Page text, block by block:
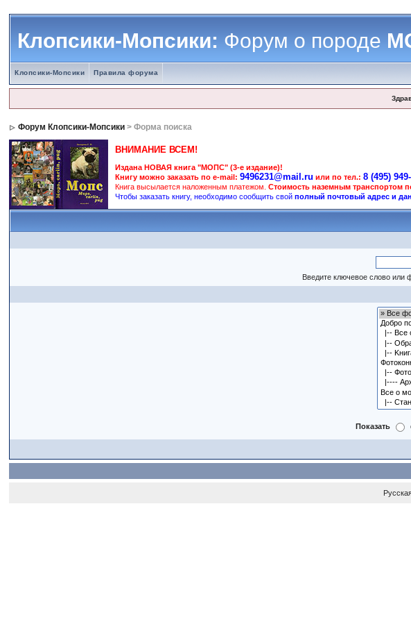
Клопсики-Мопсики:Форум о породе
Клопсики-Мопсики Правила форума
Форум Клопсики-Мопсики > Форма поиска
ВНИМАНИЕ ВСЕМ!
Издана НОВАЯ книга "МОПС" (3-е издание)!
Книгу можно заказать по e-mail:9496231@mail.ru или по тел.:8 (495)
Книга высылается наложенным платежом.Стоимость наземным транспортом
Чтобы заказать книгу, необходимо сообщить свойполный почтовый адрес и
Введите ключевое слово или
Показать